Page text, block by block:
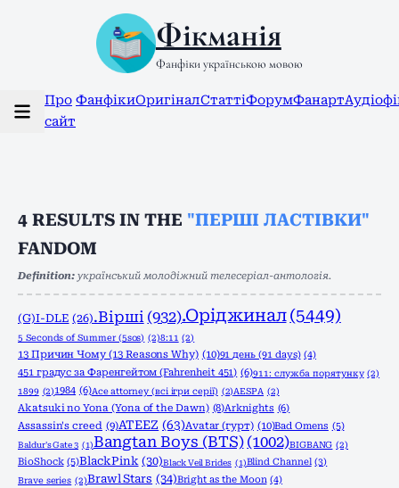
Фікманія
Фанфіки українською мовою
Про
сайт
ФанфікиОригіналСтаттіФорумФанарт
4 RESULTS IN THE "ПЕРШІ ЛАСТІВКИ"
FANDOM
Definition: український молодіжний телесеріал-антологія.
(G)I-DLE (26).Вірші (932).Оріджинал (5449)
5 Seconds of Summer (5sos) (2)8:11 (2)
13 Причин Чому (13 Reasons Why) (10)91 день (91 days) (4)
451 градус за Фаренгейтом (Fahrenheit 451) (6)911: служба порятунку (2)
1899 (2)1984 (6)Ace attorney (всі ігри серії) (2)AESPA (2)
Akatsuki no Yona (Yona of the Dawn) (8)Arknights (6)
Assassin's creed (9)ATEEZ (63)Avatar (гурт) (10)Bad Omens (5)
Baldur's Gate 3 (1)Bangtan Boys (BTS) (1002)BIGBANG (2)
BioShock (5)BlackPink (30)Black Veil Brides (1)Blind Channel (3)
Brave series (2)Brawl Stars (34)Bright as the Moon (4)